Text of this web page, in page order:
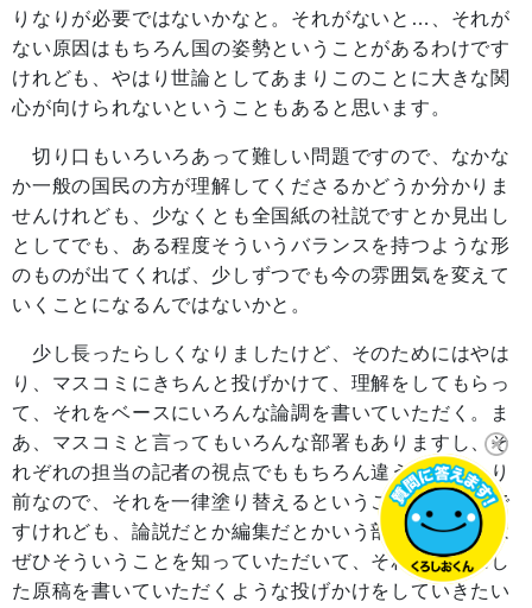
りなりが必要ではないかなと。それがないと…、それが
ない原因はもちろん国の姿勢ということがあるわけです
けれども、やはり世論としてあまりこのことに大きな関
心が向けられないということもあると思います。
切り口もいろいろあって難しい問題ですので、なかな
か一般の国民の方が理解してくださるかどうか分かりま
せんけれども、少なくとも全国紙の社説ですとか見出し
としてでも、ある程度そういうバランスを持つような形
のものが出てくれば、少しずつでも今の雰囲気を変えて
いくことになるんではないかと。
少し長ったらしくなりましたけど、そのためにはやは
り、マスコミにきちんと投げかけて、理解をしてもらっ
て、それをベースにいろんな論調を書いていただく。ま
あ、マスコミと言ってもいろんな部署もありますし、そ
れぞれの担当の記者の視点でももちろん違うのは当たり
前なので、それを一律塗り替えるということではないで
すけれども、論説だとか編集だとかいう部分の方々には
ぜひそういうことを知っていただいて、それをもとにし
た原稿を書いていただくような投げかけをしていきたい